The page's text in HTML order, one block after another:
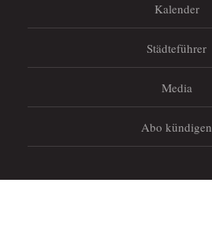
Kalender
Städteführer
Media
Abo kündigen